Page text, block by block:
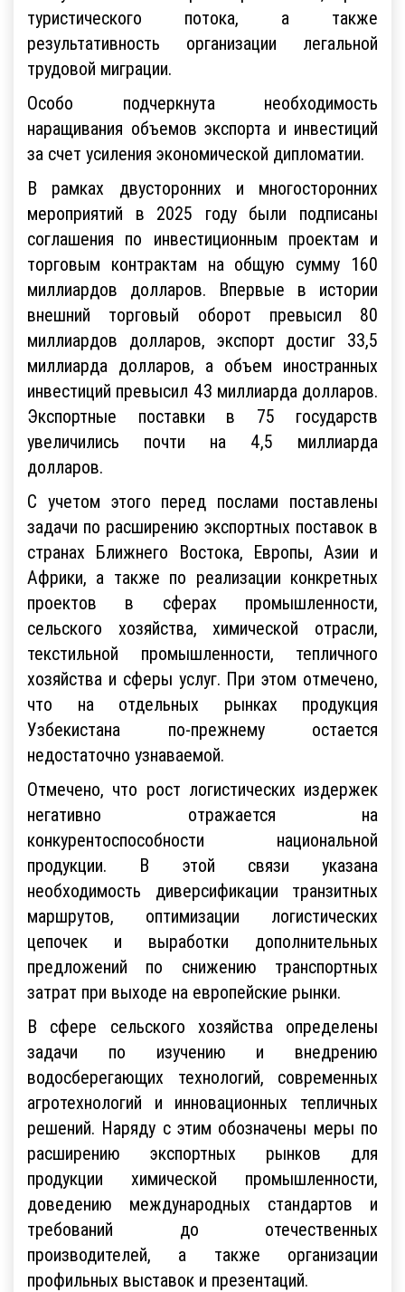
туристического потока, а также
результативность организации легальной
трудовой миграции.
Особо подчеркнута необходимость
наращивания объемов экспорта и инвестиций
за счет усиления экономической дипломатии.
В рамках двусторонних и многосторонних
мероприятий в 2025 году были подписаны
соглашения по инвестиционным проектам и
торговым контрактам на общую сумму 160
миллиардов долларов. Впервые в истории
внешний торговый оборот превысил 80
миллиардов долларов, экспорт достиг 33,5
миллиарда долларов, а объем иностранных
инвестиций превысил 43 миллиарда долларов.
Экспортные поставки в 75 государств
увеличились почти на 4,5 миллиарда
долларов.
С учетом этого перед послами поставлены
задачи по расширению экспортных поставок в
странах Ближнего Востока, Европы, Азии и
Африки, а также по реализации конкретных
проектов в сферах промышленности,
сельского хозяйства, химической отрасли,
текстильной промышленности, тепличного
хозяйства и сферы услуг. При этом отмечено,
что на отдельных рынках продукция
Узбекистана по-прежнему остается
недостаточно узнаваемой.
Отмечено, что рост логистических издержек
негативно отражается на
конкурентоспособности национальной
продукции. В этой связи указана
необходимость диверсификации транзитных
маршрутов, оптимизации логистических
цепочек и выработки дополнительных
предложений по снижению транспортных
затрат при выходе на европейские рынки.
В сфере сельского хозяйства определены
задачи по изучению и внедрению
водосберегающих технологий, современных
агротехнологий и инновационных тепличных
решений. Наряду с этим обозначены меры по
расширению экспортных рынков для
продукции химической промышленности,
доведению международных стандартов и
требований до отечественных
производителей, а также организации
профильных выставок и презентаций.